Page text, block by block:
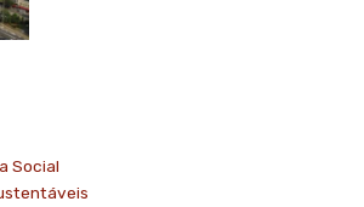
Social